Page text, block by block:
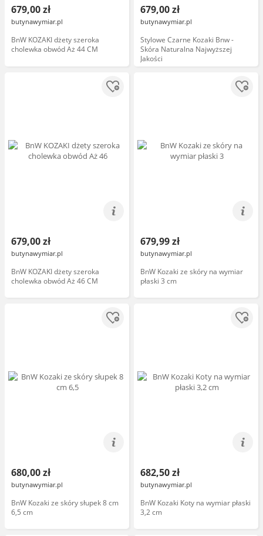
679,00 zł
butynawymiar.pl
BnW KOZAKI dżety szeroka
cholewka obwód Aż 44 CM
679,00 zł
butynawymiar.pl
Stylowe Czarne Kozaki Bnw -
Skóra Naturalna Najwyższej
Jakości
679,00 zł
butynawymiar.pl
BnW KOZAKI dżety szeroka
cholewka obwód Aż 46 CM
679,99 zł
butynawymiar.pl
BnW Kozaki ze skóry na wymiar
płaski 3 cm
680,00 zł
butynawymiar.pl
BnW Kozaki ze skóry słupek 8 cm
6,5 cm
682,50 zł
butynawymiar.pl
BnW Kozaki Koty na wymiar płaski
3,2 cm